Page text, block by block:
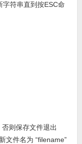
符串直到按ESC命
则保存文件退出
文件名为 “filename”